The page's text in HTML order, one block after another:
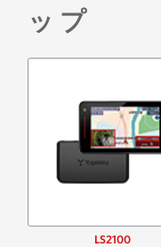
ップ
LS2100